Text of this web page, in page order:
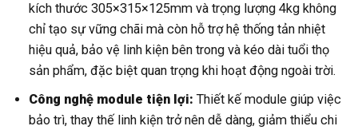
kích thước 305×315×125mm và trọng lượng 4kg không
chỉ tạo sự vững chãi mà còn hỗ trợ hệ thống tản nhiệt
hiệu quả, bảo vệ linh kiện bên trong và kéo dài tuổi thọ
sản phẩm, đặc biệt quan trọng khi hoạt động ngoài trời.
Công nghệ module tiện lợi: Thiết kế module giúp việc
bảo trì, thay thế linh kiện trở nên dễ dàng, giảm thiểu chi